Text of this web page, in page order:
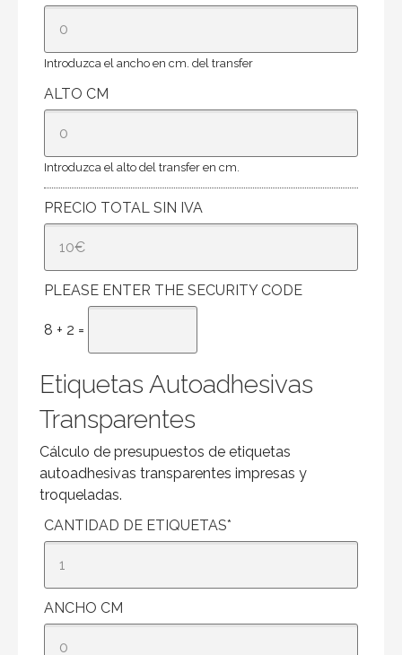
Introduzca el ancho en cm. del transfer
ALTO CM
Introduzca el alto del transfer en cm.
PRECIO TOTAL SIN IVA
PLEASE ENTER THE SECURITY CODE
8 + 2 =
Etiquetas Autoadhesivas
Transparentes
Cálculo de presupuestos de etiquetas
autoadhesivas transparentes impresas y
troqueladas.
CANTIDAD DE ETIQUETAS*
ANCHO CM